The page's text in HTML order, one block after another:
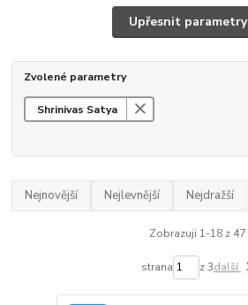
Upřesnit parametry
Zvolené parametry
Shrinivas Satya
Nejnovější Nejlevnější Nejdražší
Zobrazuji 1-18 z 47
strana z 3další